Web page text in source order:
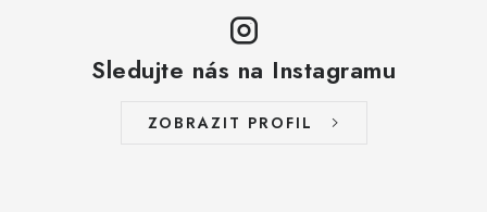
Sledujte nás na Instagramu
ZOBRAZIT PROFIL